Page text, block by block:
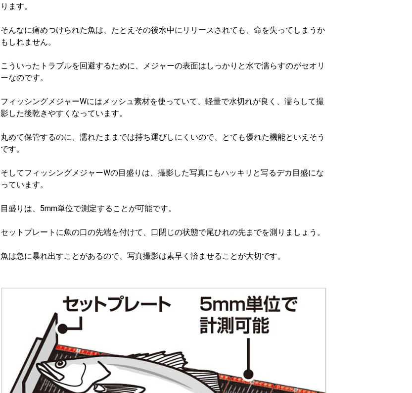
ります。
そんなに痛めつけられた魚は、たとえその後水中にリリースされても、命を失ってしまうか
もしれません。
こういったトラブルを回避するために、メジャーの表面はしっかりと水で濡らすのがセオリ
ーなのです。
フィッシングメジャーWにはメッシュ素材を使っていて、軽量で水切れが良く、濡らして撮
影した後乾きやすくなっています。
丸めて保管するのに、濡れたままでは持ち運びしにくいので、とても優れた機能といえそう
です。
そしてフィッシングメジャーWの目盛りは、撮影した写真にもハッキリと写るデカ目盛にな
っています。
目盛りは、5mm単位で測定することが可能です。
セットプレートに魚の口の先端を付けて、口閉じの状態で尾ひれの先までを測りましょう。
魚は急に暴れ出すことがあるので、写真撮影は素早く済ませることが大切です。